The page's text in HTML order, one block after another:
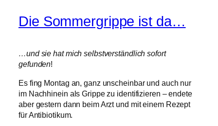
Die Sommergrippe ist da…
…und sie hat mich selbstverständlich sofort
gefunden!
Es fing Montag an, ganz unscheinbar und auch nur
im Nachhinein als Grippe zu identifizieren – endete
aber gestern dann beim Arzt und mit einem Rezept
für Antibiotikum.